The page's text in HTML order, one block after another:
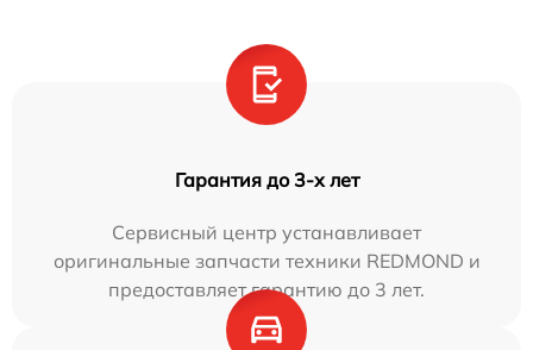
Гарантия до 3-х лет
Сервисный центр устанавливает
оригинальные запчасти техники REDMOND и
предоставляет гарантию до 3 лет.